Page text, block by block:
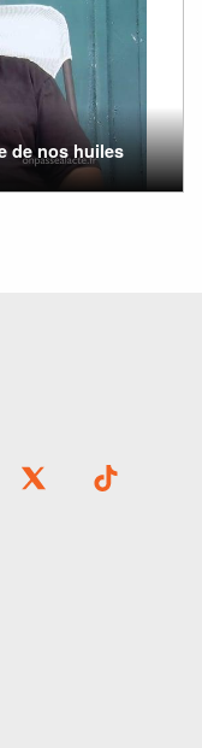
de nos huiles